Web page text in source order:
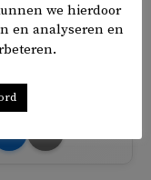
we hierdoor
en analyseren en